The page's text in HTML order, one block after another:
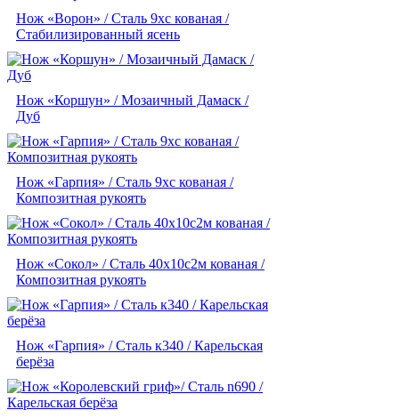
Нож «Ворон» / Сталь 9хс кованая /
Стабилизированный ясень
Нож «Коршун» / Мозаичный Дамаск /
Дуб
Нож «Гарпия» / Сталь 9хс кованая /
Композитная рукоять
Нож «Сокол» / Сталь 40х10с2м кованая /
Композитная рукоять
Нож «Гарпия» / Сталь к340 / Карельская
берёза